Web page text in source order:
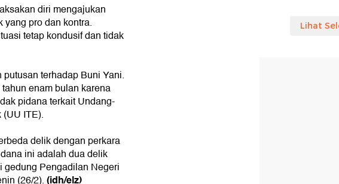
diri mengajukan
pro dan kontra.
tetap kondusif dan tidak
terhadap Buni Yani.
enam bulan karena
pidana terkait Undang-
ITE).
delik dengan perkara
ini adalah dua delik
gedung Pengadilan Negeri
(26/2).(idh/elz)
Lihat